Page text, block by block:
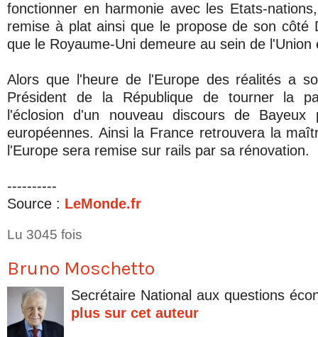
fonctionner en harmonie avec les Etats-
remise à plat ainsi que le propose de son côté
que le Royaume-Uni demeure au sein de l'Union
Alors que l'heure de l'Europe des réalités a
Président de la République de tourner la
l'éclosion d'un nouveau discours de Bayeux
européennes. Ainsi la France retrouvera la
l'Europe sera remise sur rails par sa rénovation.
----------
Source : LeMonde.fr
Lu 3045 fois
Bruno Moschetto
Secrétaire National aux questions
plus sur cet auteur